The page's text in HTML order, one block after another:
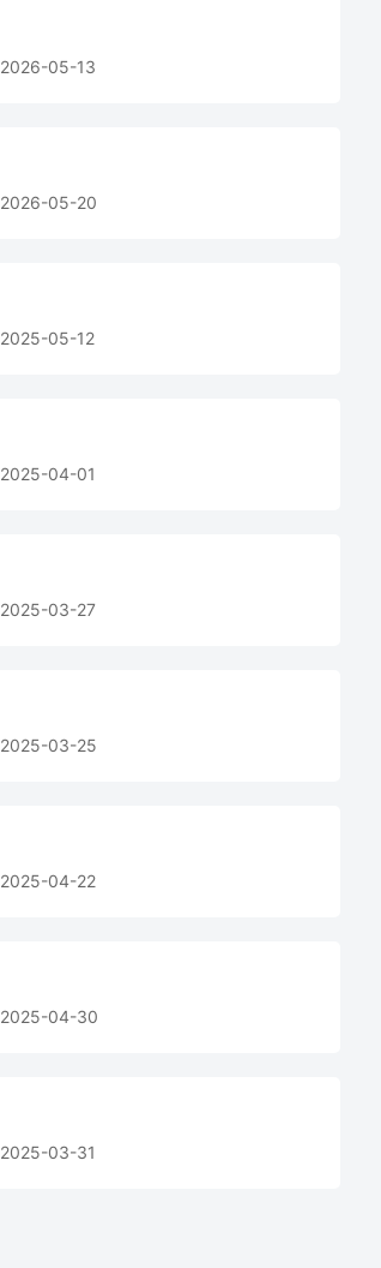
2026-05-13
2026-05-20
2025-05-12
2025-04-01
2025-03-27
2025-03-25
2025-04-22
2025-04-30
2025-03-31